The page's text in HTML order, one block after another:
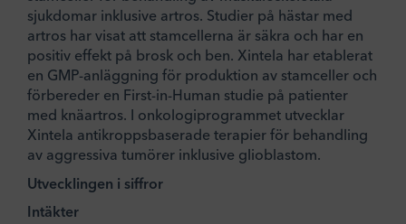
sjukdomar inklusive artros. Studier på hästar med
artros har visat att stamcellerna är säkra och har en
positiv effekt på brosk och ben. Xintela har etablerat
en GMP-anläggning för produktion av stamceller och
förbereder en First-in-Human studie på patienter
med knäartros. I onkologiprogrammet utvecklar
Xintela antikroppsbaserade terapier för behandling
av aggressiva tumörer inklusive glioblastom.
Utvecklingen i siffror
Intäkter